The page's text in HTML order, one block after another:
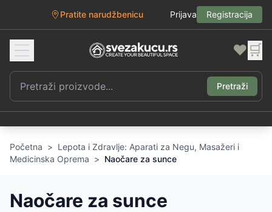
Pratite narudžbenicu Prijava Registracija
❤️ 🛒
Pretraži
Početna > Lepota i Zdravlje: Aparati za Negu, Masažeri i
Medicinska Oprema > Naočare za sunce
Naočare za sunce